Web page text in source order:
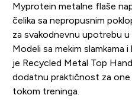
Myprotein metalne flaše
čelika sa nepropusnim
za svakodnevnu upotrebu
Modeli sa mekim slamkama
je Recycled Metal Top
dodatnu praktičnost za one
tokom treninga.